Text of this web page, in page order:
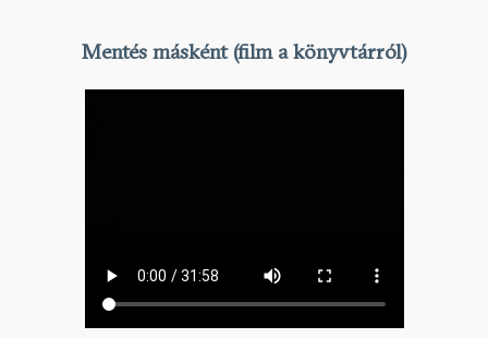
Mentés másként (film a könyvtárról)